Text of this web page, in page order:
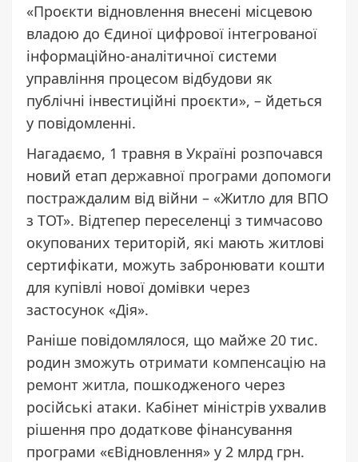
«Проєкти відновлення внесені місцевою
владою до Єдиної цифрової інтегрованої
інформаційно-аналітичної системи
управління процесом відбудови як
публічні інвестиційні проєкти», – йдеться
у повідомленні.
Нагадаємо, 1 травня в Україні розпочався
новий етап державної програми допомоги
постраждалим від війни – «Житло для ВПО
з ТОТ». Відтепер переселенці з тимчасово
окупованих територій, які мають житлові
сертифікати, можуть забронювати кошти
для купівлі нової домівки через
застосунок «Дія».
Раніше повідомлялося, що майже 20 тис.
родин зможуть отримати компенсацію на
ремонт житла, пошкодженого через
російські атаки. Кабінет міністрів ухвалив
рішення про додаткове фінансування
програми «єВідновлення» у 2 млрд грн.